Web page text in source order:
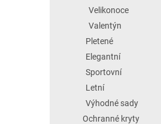
Velikonoce
Valentýn
Pletené
Elegantní
Sportovní
Letní
Výhodné sady
Ochranné kryty